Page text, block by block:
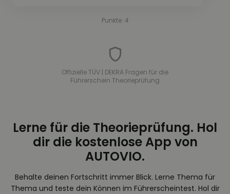
Punkte: 4
Offizielle TÜV | DEKRA Fragen für die
Führerschein Theorieprüfung
Lerne für die Theorieprüfung. Hol
dir die kostenlose App von
AUTOVIO.
Behalte deinen Fortschritt immer Blick. Lerne Thema für
Thema und teste dein Können im Führerscheintest. Hol dir